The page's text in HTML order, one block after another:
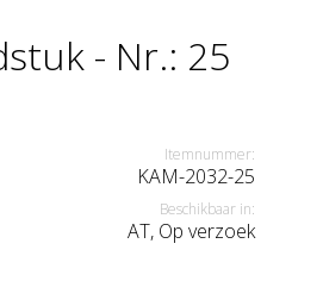
- Nr.: 25
Itemnummer:
KAM-2032-25
Beschikbaar in:
AT, Op verzoek